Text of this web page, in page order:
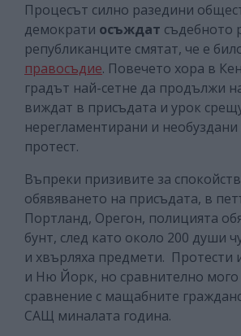
Процесът силно разедини
демократи осъждат съдебното
републиканците смятат, че е
правосъдие. Повечето хора в
градът най-сетне да продължи
виждат в присъдата и урок
нерегламентирани и
протест.
Въпреки призивите за
обявяването на присъдата, в
Портланд, Орегон, полицията
бунт, след като около 200 души
и хвърляха предмети. Протести
и Ню Йорк, но сравнително
сравнение с мащабните
САЩ миналата година.